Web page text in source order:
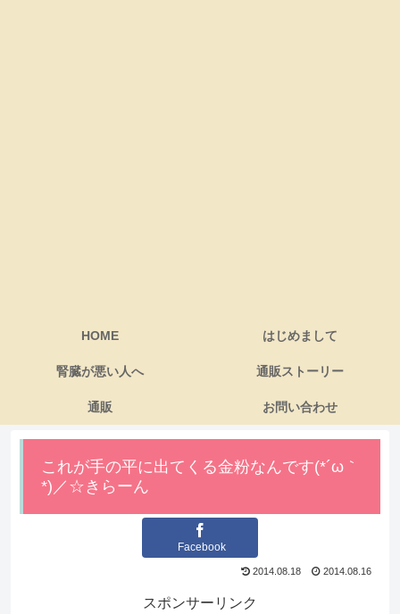
HOME はじめまして
腎臓が悪い人へ 通販ストーリー
通販 お問い合わせ
これが手の平に出てくる金粉なんです(*´ω｀
*)／☆きらーん
Facebook
2014.08.18 2014.08.16
スポンサーリンク